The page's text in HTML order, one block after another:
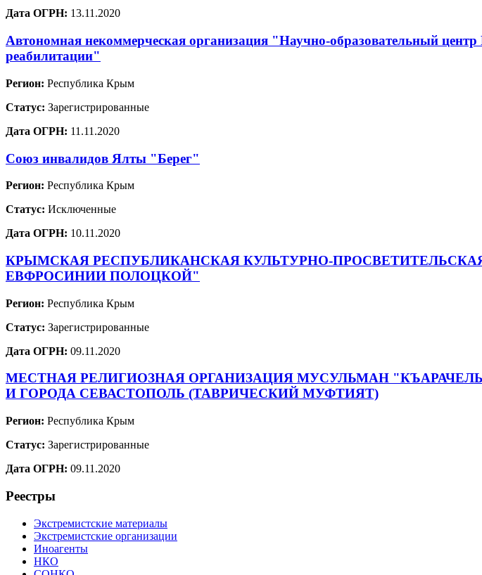
Дата ОГРН: 13.11.2020
Автономная некоммерческая организация "Научно-образовательный
реабилитации"
Регион: Республика Крым
Статус: Зарегистрированные
Дата ОГРН: 11.11.2020
Союз инвалидов Ялты "Берег"
Регион: Республика Крым
Статус: Исключенные
Дата ОГРН: 10.11.2020
КРЫМСКАЯ РЕСПУБЛИКАНСКАЯ КУЛЬТУРНО-
ЕВФРОСИНИИ ПОЛОЦКОЙ"
Регион: Республика Крым
Статус: Зарегистрированные
Дата ОГРН: 09.11.2020
МЕСТНАЯ РЕЛИГИОЗНАЯ ОРГАНИЗАЦИЯ МУСУЛЬМАН
И ГОРОДА СЕВАСТОПОЛЬ (ТАВРИЧЕСКИЙ МУФТИЯТ)
Регион: Республика Крым
Статус: Зарегистрированные
Дата ОГРН: 09.11.2020
Реестры
Экстремистские материалы
Экстремистские организации
Иноагенты
НКО